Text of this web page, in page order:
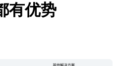
有优势